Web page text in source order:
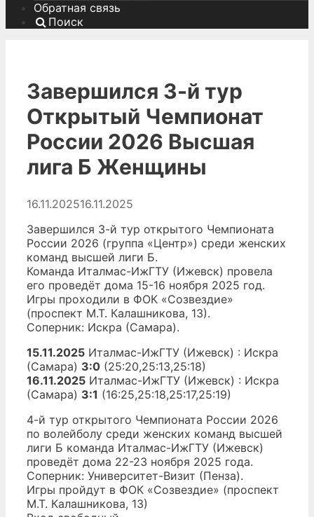
Обратная связь
Поиск
Завершился 3-й тур
Открытый Чемпионат
России 2026 Высшая
лига Б Женщины
16.11.202516.11.2025
Завершился 3-й тур открытого Чемпионата
России 2026 (группа «Центр») среди женских
команд высшей лиги Б.
Команда Италмас-ИжГТУ (Ижевск) провела
его проведёт дома 15-16 ноября 2025 год.
Игры проходили в ФОК «Созвездие»
(проспект М.Т. Калашникова, 13).
Соперник: Искра (Самара).
15.11.2025 Италмас-ИжГТУ (Ижевск) : Искра
(Самара) 3:0 (25:20,25:13,25:18)
16.11.2025 Италмас-ИжГТУ (Ижевск) : Искра
(Самара) 3:1 (16:25,25:18,25:17,25:19)
4-й тур открытого Чемпионата России 2026
по волейболу среди женских команд высшей
лиги Б команда Италмас-ИжГТУ (Ижевск)
проведёт дома 22-23 ноября 2025 года.
Соперник: Университет-Визит (Пенза).
Игры пройдут в ФОК «Созвездие» (проспект
М.Т. Калашникова, 13)